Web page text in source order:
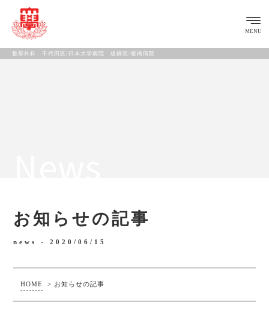
整形外科 千代田区/日本大学病院 板橋区/板橋病院
MENU
お知らせの記事
news -2020/06/15
HOME > お知らせの記事